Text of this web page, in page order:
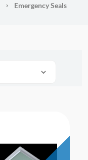
Emergency Seals